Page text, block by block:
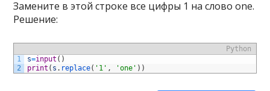
Замените в этой строке все цифры 1 на слово one.
Решение:
Python
1
2
s=input ( )
print ( s . replace( '1' , 'one' ) )